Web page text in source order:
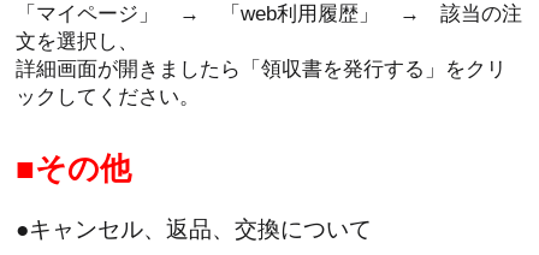
「マイページ」 → 「web利用履歴」 → 該当の注
文を選択し、
詳細画面が開きましたら「領収書を発行する」をクリ
ックしてください。
その他
●キャンセル、返品、交換について